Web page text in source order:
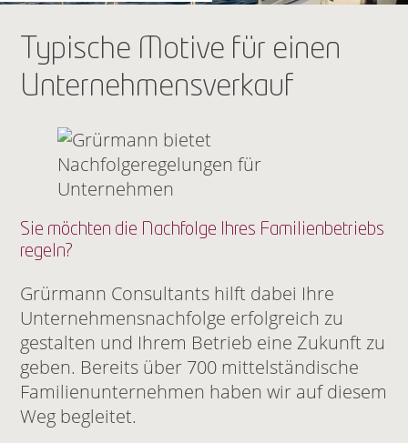
Typische Motive für einen
Unternehmensverkauf
Sie möchten die Nachfolge Ihres Familienbetriebs
regeln?
Grürmann Consultants hilft dabei Ihre
Unternehmensnachfolge erfolgreich zu
gestalten und Ihrem Betrieb eine Zukunft zu
geben. Bereits über 700 mittelständische
Familienunternehmen haben wir auf diesem
Weg begleitet.